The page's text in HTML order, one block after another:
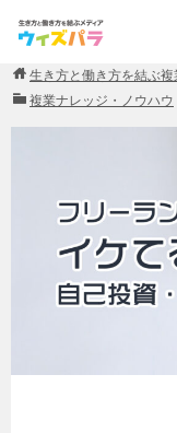
生き方と働き方を結ぶ
複業ナレッジ・ノウハウ